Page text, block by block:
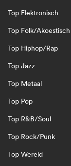
Top Elektronisch
Top Folk/Akoestisch
Top Hiphop/Rap
Top Jazz
Top Metaal
Top Pop
Top R&B/Soul
Top Rock/Punk
Top Wereld